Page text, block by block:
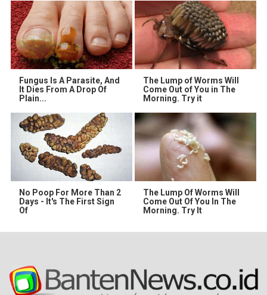
Fungus Is A Parasite, And
It Dies From A Drop Of
Plain...
The Lump of Worms Will
Come Out of You in The
Morning. Try it
No Poop For More Than 2
Days - It's The First Sign
Of
The Lump Of Worms Will
Come Out Of You In The
Morning. Try It